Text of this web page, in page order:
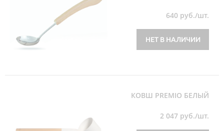
640 руб./шт.
НЕТ В НАЛИЧИИ
КОВШ PREMIO БЕЛЫЙ
2 047 руб./шт.